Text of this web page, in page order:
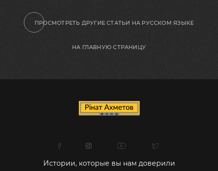
ПРОСМОТРЕТЬ ДРУГИЕ СТАТЬИ НА РУССКОМ ЯЗЫКЕ
НА ГЛАВНУЮ СТРАНИЦУ
Истории, которые вы нам доверили